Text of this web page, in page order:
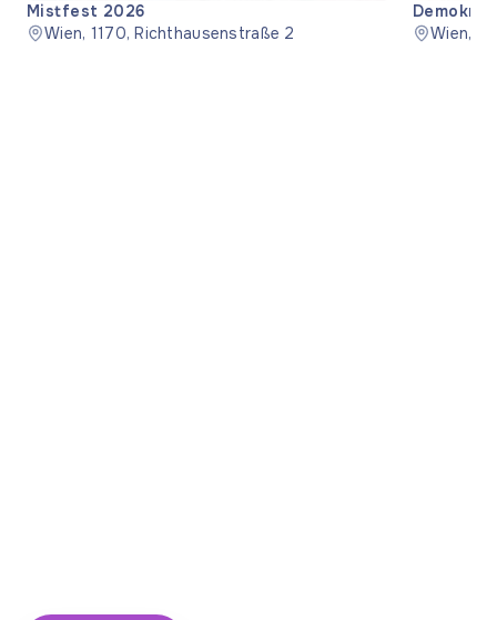
Mistfest 2026
Wien, 1170, Richthausenstraße 2
Wien,